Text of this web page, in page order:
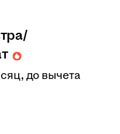
до вычета